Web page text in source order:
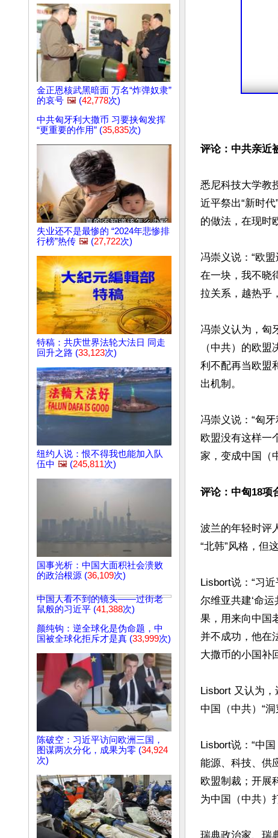
金正恩核武黑暗面 万名“炸弹奴隶”
的哀号 🖼️ (42,778次)
中共匈牙利大撒币 习要挟匈发挥
“更重要的作用” (35,835次)
失业还不是最惨的 “2024年悲惨排
行榜”热传 🖼️ (27,722次)
特稿：共庆世界法轮大法日 同走
回升之路 (33,123次)
纽约人说：恨不得我也能加入队
伍中 🖼️ (245,811次)
国事光析：中国大面积社会溃败
的政治根源 (36,109次)
中国人看不到的镜头——过街老
鼠般的习近平 (41,388次)
颜纯钩：逆全球化是伪命题，中
国被全球化拒斥才是真 (33,999次)
陈破空：习近平访问欧洲三国，
图谋两次分化，成果为零 (34,924
次)
评论：中共亲近
悉尼科技大学教
近平祭出“新时
的做法，在现时
冯崇义说：“欧
在一块，我不晓
拉关系，越热乎
冯崇义认为，匈
（中共）的欧
利不配再当欧盟
出机制。
冯崇义说：“匈
欧盟没有这样一
家，变成中国（
评论：中匈18项
波兰的年轻时评
“北韩”风格，但
Lisbort说：“习
尔维亚共建‘命
果，用来向中国
并不成功，他在
大撒币的小国补
Lisbort 又认为
中国（中共）“洞
Lisbort说：“中
能源、科技、供
欧盟制裁；开展
为中国（中共）
瑞典政治家、瑞